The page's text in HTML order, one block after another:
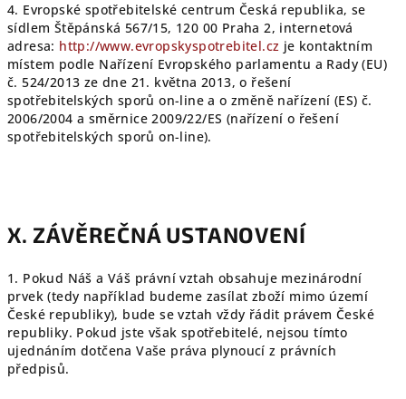
4. Evropské spotřebitelské centrum Česká republika, se
sídlem Štěpánská 567/15, 120 00 Praha 2, internetová
adresa: http://www.evropskyspotrebitel.cz je kontaktním
místem podle Nařízení Evropského parlamentu a Rady (EU)
č. 524/2013 ze dne 21. května 2013, o řešení
spotřebitelských sporů on-line a o změně nařízení (ES) č.
2006/2004 a směrnice 2009/22/ES (nařízení o řešení
spotřebitelských sporů on-line).
X. ZÁVĚREČNÁ USTANOVENÍ
1. Pokud Náš a Váš právní vztah obsahuje mezinárodní
prvek (tedy například budeme zasílat zboží mimo území
České republiky), bude se vztah vždy řádit právem České
republiky. Pokud jste však spotřebitelé, nejsou tímto
ujednáním dotčena Vaše práva plynoucí z právních
předpisů.